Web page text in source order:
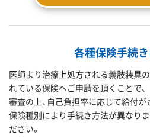
各種保険手続
医師より治療上処方される義肢装具
れている保険へご申請を頂くことで、
審査の上、自己負担率に応じて給付が
保険種別により手続き方法が異なり
ださい。